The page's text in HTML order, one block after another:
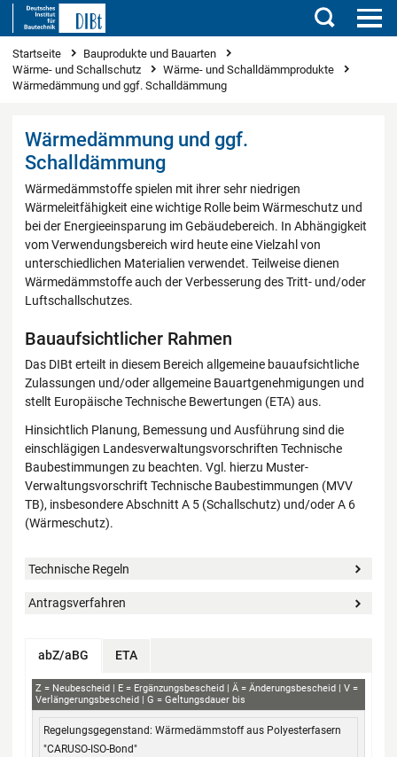
Suchen
Sie sind hier
Startseite
Bauprodukte und Bauarten
Wärme- und Schallschutz
Wärme- und Schalldämmprodukte
Wärmedämmung und ggf. Schalldämmung
Wärmedämmung und ggf.
Schalldämmung
Wärmedämmstoffe spielen mit ihrer sehr niedrigen
Wärmeleitfähigkeit eine wichtige Rolle beim Wärmeschutz und
bei der Energieeinsparung im Gebäudebereich. In Abhängigkeit
vom Verwendungsbereich wird heute eine Vielzahl von
unterschiedlichen Materialien verwendet. Teilweise dienen
Wärmedämmstoffe auch der Verbesserung des Tritt- und/oder
Luftschallschutzes.
Bauaufsichtlicher Rahmen
Das DIBt erteilt in diesem Bereich allgemeine bauaufsichtliche
Zulassungen und/oder allgemeine Bauartgenehmigungen und
stellt Europäische Technische Bewertungen (ETA) aus.
Hinsichtlich Planung, Bemessung und Ausführung sind die
einschlägigen Landesverwaltungsvorschriften Technische
Baubestimmungen zu beachten. Vgl. hierzu Muster-
Verwaltungsvorschrift Technische Baubestimmungen (MVV
TB), insbesondere Abschnitt A 5 (Schallschutz) und/oder A 6
(Wärmeschutz).
Technische Regeln
Antragsverfahren
abZ/aBG ETA
abZ
Z Neubescheid E Ergänzungsbescheid Ä Änderungsbescheid
V
Verlängerungsbescheid
G Geltungsdauer bis
von / bis
Wärmedämmstoff aus Polyesterfasern
"CARUSO-ISO-Bond"